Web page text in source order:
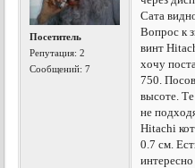
Посетитель
Репутация:2
Сообщений: 7
Сата
Вопрос к
винт
хочу
750.
высоте.
не
Hitachi
0.7 см.